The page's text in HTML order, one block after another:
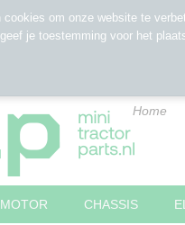
Home
MOTOR CHASSIS
om onze website te
je toestemming voor het